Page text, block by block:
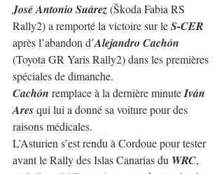
José Antonio Suárez (Škoda Fabia RS
Rally2) a remporté la victoire sur le S-CER
après l’abandon d’Alejandro Cachón
(Toyota GR Yaris Rally2) dans les premières
spéciales de dimanche.
Cachón remplace à la dernière minute Iván
Ares qui lui a donné sa voiture pour des
raisons médicales.
L’Asturien s’est rendu à Cordoue pour tester
avant le Rally des Islas Canarias du WRC,